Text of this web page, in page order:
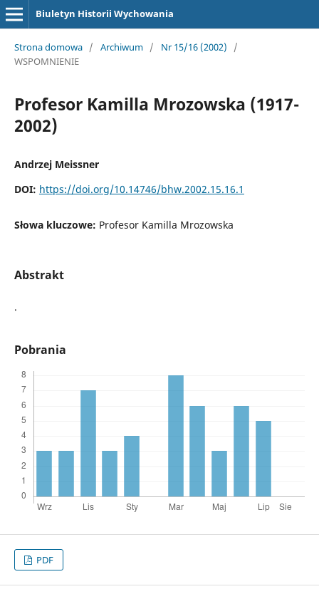
Biuletyn Historii Wychowania
Strona domowa / Archiwum / Nr 15/16 (2002)
/
WSPOMNIENIE
Profesor Kamilla Mrozowska (1917-
2002)
Andrzej Meissner
DOI: https://doi.org/10.14746/bhw.2002.15.16.1
Słowa kluczowe: Profesor Kamilla Mrozowska
Abstrakt
.
Pobrania
PDF